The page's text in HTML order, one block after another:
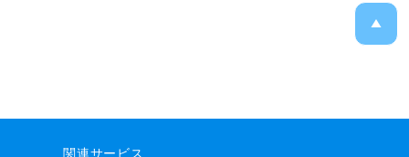
関連サービス